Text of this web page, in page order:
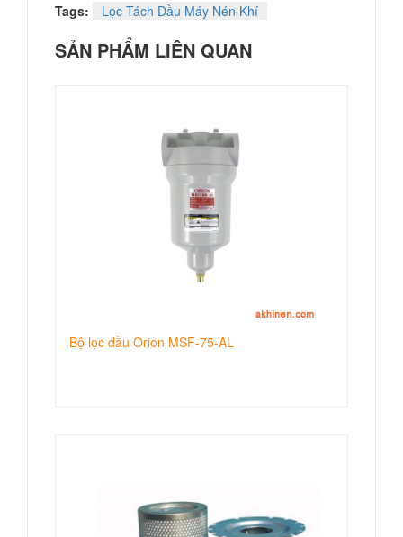
Tags: Lọc Tách Dầu Máy Nén Khí
SẢN PHẨM LIÊN QUAN
Bộ lọc dầu Orion MSF-75-AL